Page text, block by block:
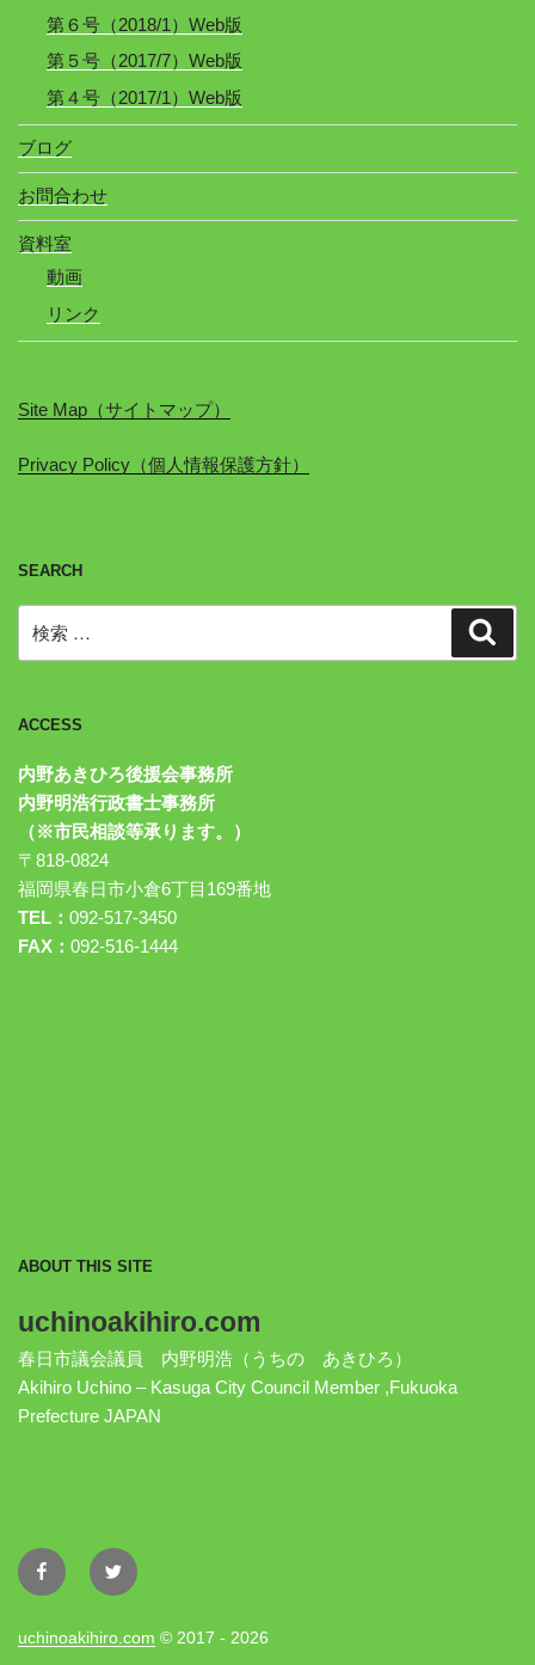
第６号（2018/1）Web版
第５号（2017/7）Web版
第４号（2017/1）Web版
ブログ
お問合わせ
資料室
動画
リンク
Site Map（サイトマップ）
Privacy Policy（個人情報保護方針）
SEARCH
索:
ACCESS
内野あきひろ後援会事務所
内野明浩行政書士事務所
（※市民相談等承ります。）
〒818-0824
福岡県春日市小倉6丁目169番地
TEL： 092-517-3450
FAX： 092-516-1444
ABOUT THIS SITE
uchinoakihiro.com
春日市議会議員 内野明浩（うちの あきひろ）
Akihiro Uchino – Kasuga City Council Member ,Fukuoka
Prefecture JAPAN
FacebookTwitter
uchinoakihiro.com © 2017 - 2026